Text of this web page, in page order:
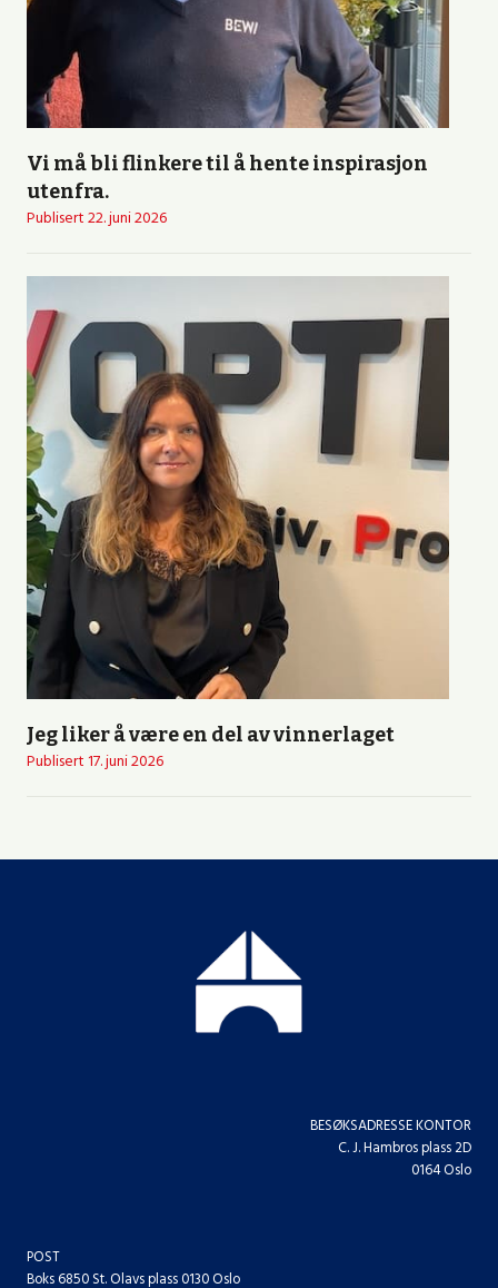
Vi må bli flinkere til å hente inspirasjon
utenfra.
Publisert22. juni 2026
Jeg liker å være en del av vinnerlaget
Publisert17. juni 2026
BESØKSADRESSE KONTOR
C. J. Hambros plass 2D
0164 Oslo
POST
Boks 6850 St. Olavs plass 0130 Oslo